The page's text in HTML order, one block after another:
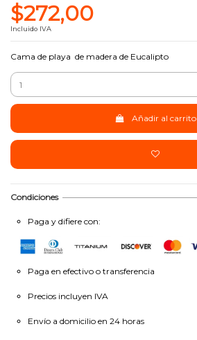
$272,00
Incluido IVA
Cama de playa de madera de Eucalipto
Añadir al carrito
Condiciones
Paga y difiere con:
Paga en efectivo o transferencia
Precios incluyen IVA
Envío a domicilio en 24 horas